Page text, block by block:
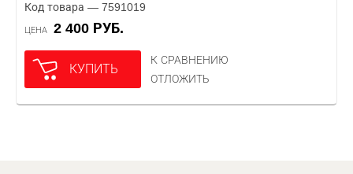
Код товара — 7591019
ЦЕНА 2 400 РУБ.
КУПИТЬ
К СРАВНЕНИЮ
ОТЛОЖИТЬ